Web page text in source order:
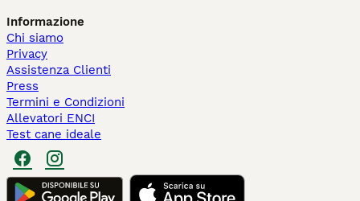
Informazione
Chi siamo
Privacy
Assistenza Clienti
Press
Termini e Condizioni
Allevatori ENCI
Test cane ideale